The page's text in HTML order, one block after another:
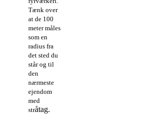
Tænk over
at de 100
meter måles
som en
radius fra
det sted du
står og til
den
nærmeste
ejendom
med
stråtag.